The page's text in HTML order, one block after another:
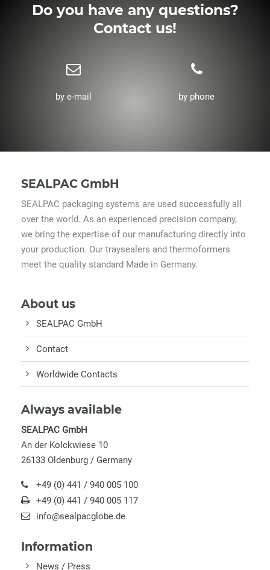
Do you have any questions?
Contact us!
by e-mail by phone
SEALPAC GmbH
SEALPAC packaging systems are used successfully all
over the world. As an experienced precision company,
we bring the expertise of our manufacturing directly into
your production. Our traysealers and thermoformers
meet the quality standard Made in Germany.
About us
SEALPAC GmbH
Contact
Worldwide Contacts
Always available
SEALPAC GmbH
An der Kolckwiese 10
26133 Oldenburg / Germany
+49 (0) 441 / 940 005 100
+49 (0) 441 / 940 005 117
info@sealpacglobe.de
Information
News / Press